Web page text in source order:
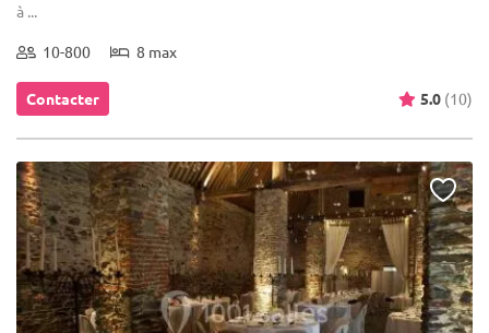
à ...
10-800 8 max
Contacter 5.0 (10)